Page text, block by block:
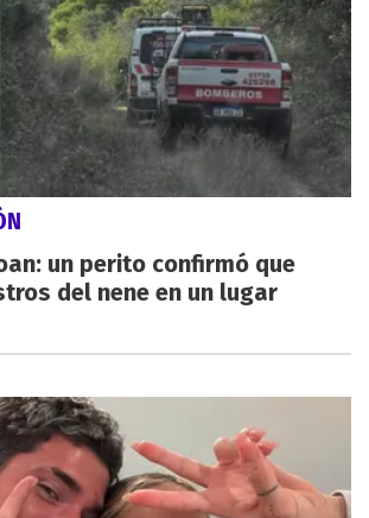
un perito confirmó que
del nene en un lugar